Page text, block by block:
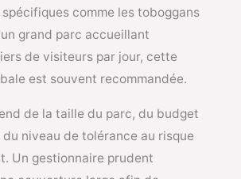
comme les toboggans
grand parc accueillant
de visiteurs par jour, cette
est souvent recommandée.
de la taille du parc, du budget
niveau de tolérance au risque
Un gestionnaire prudent